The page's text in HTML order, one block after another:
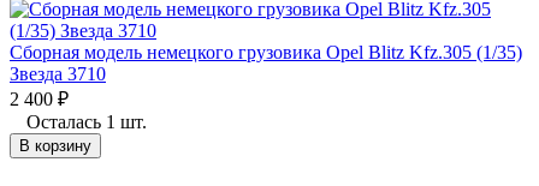
Сборная модель немецкого грузовика Opel Blitz Kfz.305 (1/35)
Звезда 3710
2 400 ₽
Осталась 1 шт.
В корзину